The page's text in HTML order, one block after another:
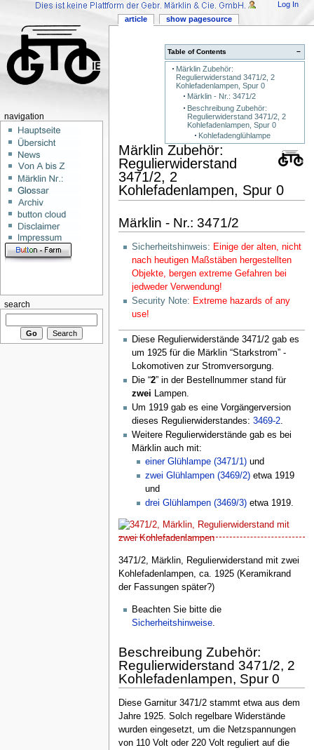
−
Table of Contents
Märklin Zubehör:
Regulierwiderstand 3471/2, 2
Kohlefadenlampen, Spur 0
Märklin - Nr.: 3471/2
Beschreibung Zubehör:
Regulierwiderstand 3471/2, 2
Kohlefadenlampen, Spur 0
Kohlefadenglühlampe
Märklin Zubehör:
Regulierwiderstand
3471/2, 2
Kohlefadenlampen, Spur 0
Märklin - Nr.: 3471/2
Sicherheitshinweis: Einige der alten, nicht
nach heutigen Maßstäben hergestellten
Objekte, bergen extreme Gefahren bei
jedweder Verwendung!
Security Note: Extreme hazards of any
use!
Diese Regulierwiderstände 3471/2 gab es
um 1925 für die Märklin “Starkstrom” -
Lokomotiven zur Stromversorgung.
Die “2” in der Bestellnummer stand für
zwei Lampen.
Um 1919 gab es eine Vorgängerversion
dieses Regulierwiderstandes: 3469-2.
Weitere Regulierwiderstände gab es bei
Märklin auch mit:
einer Glühlampe (3471/1)und
zwei Glühlampen (3469/2)etwa 1919
und
drei Glühlampen (3469/3)etwa 1919.
3471/2, Märklin, Regulierwiderstand mit zwei
Kohlefadenlampen, ca. 1925 (Keramikrand
der Fassungen später?)
Beachten Sie bitte die
Sicherheitshinweise.
Beschreibung Zubehör:
Regulierwiderstand 3471/2, 2
Kohlefadenlampen, Spur 0
Diese Garnitur 3471/2 stammt etwa aus dem
Jahre 1925. Solch regelbare Widerstände
wurden eingesetzt, um die Netzspannungen
von 110 Volt oder 220 Volt reguliert auf die
article show pagesource
Log In
navigation
search